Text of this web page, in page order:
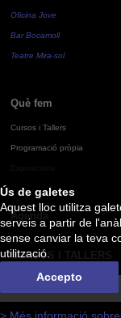
Ús de galetes
Aquest lloc utilitza
serveis a partir de
sense canviar la teva
utilització.
Accepto
Oficina Jove
Bar Bocamoll
Teatre Mira-sol
Què fem
Cursos i Tallers
Programació pròpia
Agenda
CURSOS I TALLERS